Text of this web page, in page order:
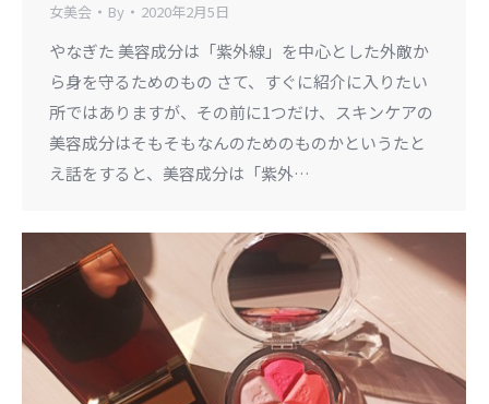
女美会 By 2020年2月5日
やなぎた 美容成分は「紫外線」を中心とした外敵か
ら身を守るためのもの さて、すぐに紹介に入りたい
所ではありますが、その前に1つだけ、スキンケアの
美容成分はそもそもなんのためのものかというたと
え話をすると、美容成分は「紫外…